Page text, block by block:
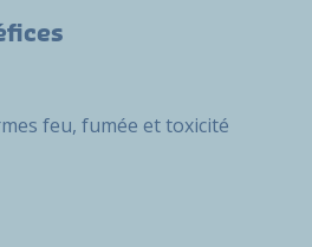
feu, fumée et toxicité